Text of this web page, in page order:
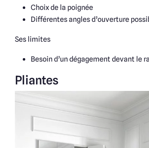
Choix de la poignée
Différentes angles d’ouverture
Ses limites
Besoin d’un dégagement devant le
Pliantes